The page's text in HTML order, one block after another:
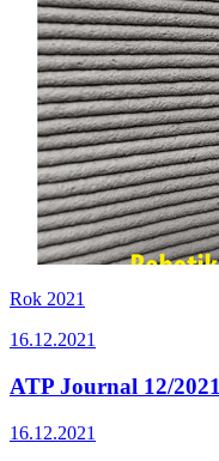
Rok 2021
16.12.2021
ATP Journal 12/2021
16.12.2021